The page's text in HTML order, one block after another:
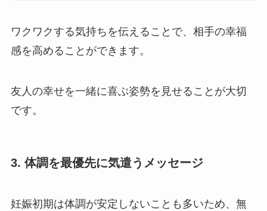
ワクワクする気持ちを伝えることで、相手の幸福
感を高めることができます。
友人の幸せを一緒に喜ぶ姿勢を見せることが大切
です。
3. 体調を最優先に気遣うメッセージ
妊娠初期は体調が安定しないことも多いため、無